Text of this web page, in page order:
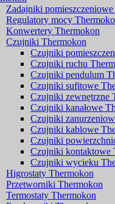
Zadajniki
Regulatory mocy
Konwertery Thermokon
Czujniki Thermokon
Czujniki
Czujniki ruchu
Czujniki pendulum
Czujniki sufitowe
Czujniki zewnętrzne
Czujniki kanałowe
Czujniki
Czujniki kablowe
Czujniki
Czujniki kontaktowe
Czujniki wycieku
Higrostaty Thermokon
Przetworniki Thermokon
Termostaty Thermokon